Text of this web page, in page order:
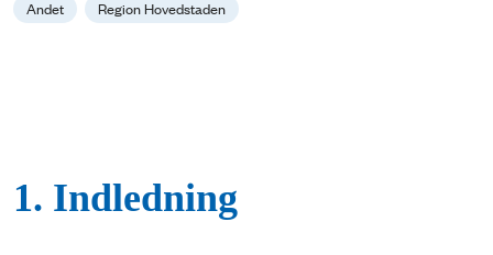
Andet Region Hovedstaden
1. Indledning